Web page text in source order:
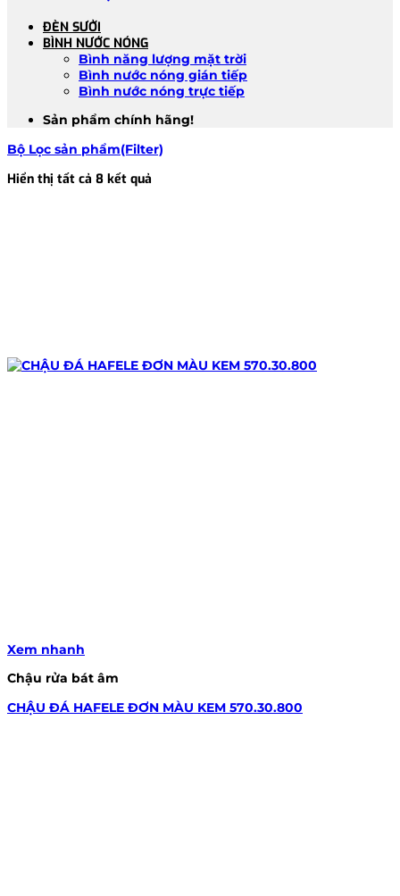
ĐÈN SƯỞI
BÌNH NƯỚC NÓNG
Bình năng lượng mặt trời
Bình nước nóng gián tiếp
Bình nước nóng trực tiếp
Sản phẩm chính hãng!
Bộ Lọc sản phẩm(Filter)
Hiển thị tất cả 8 kết quả
Xem nhanh
Chậu rửa bát âm
CHẬU ĐÁ HAFELE ĐƠN MÀU KEM 570.30.800